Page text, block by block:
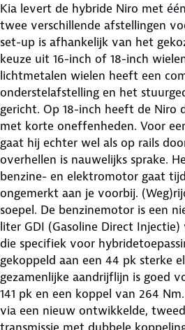
Kia levert de hybride Niro met
twee verschillende afstellingen
set-up is afhankelijk van het
keuze uit 16-inch of 18-inch
lichtmetalen wielen heeft een
onderstelafstelling en het
gericht. Op 18-inch heeft de Niro
met korte oneffenheden. Voor
gaat hij echter wel als op rails
overhellen is nauwelijks sprake.
benzine- en elektromotor gaat
ongemerkt aan je voorbij.
soepel. De benzinemotor is een
liter GDI (Gasoline Direct
die specifiek voor
gekoppeld aan een 44 pk sterke
gezamenlijke aandrijflijn is goed
141 pk en een koppel van 264
via een nieuw ontwikkelde,